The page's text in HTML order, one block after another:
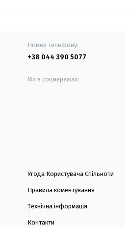
Номер телефону:
+38 044 390 5077
Ми в соцмережах:
Угода Користувача Спільноти
Правила коментування
Технічна інформація
Контакти